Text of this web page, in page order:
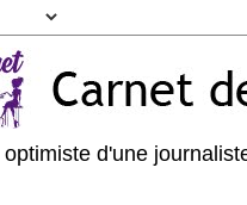
optimiste d'une